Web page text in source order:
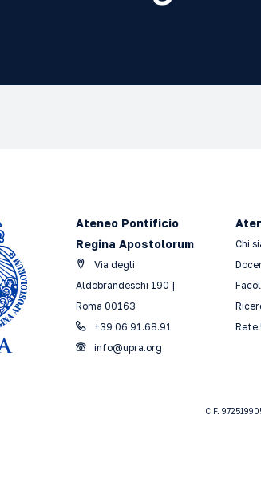
Ateneo Pontificio
Regina Apostolorum
Via degli
Aldobrandeschi 190 |
Roma 00163
+39 06 91.68.91
info@upra.org
Chi
Rete
C.F.